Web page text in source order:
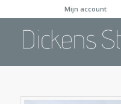
Mijn account